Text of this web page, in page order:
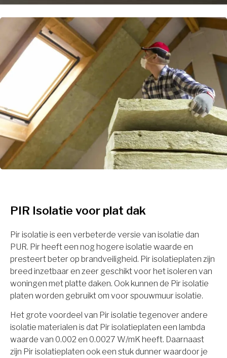
PIR Isolatie voor plat dak
Pir isolatie is een verbeterde versie van isolatie dan
PUR. Pir heeft een nog hogere isolatie waarde en
presteert beter op brandveiligheid. Pir isolatieplaten zijn
breed inzetbaar en zeer geschikt voor het isoleren van
woningen met platte daken. Ook kunnen de Pir isolatie
platen worden gebruikt om voor spouwmuur isolatie.
Het grote voordeel van Pir isolatie tegenover andere
isolatie materialen is dat Pir isolatieplaten een lambda
waarde van 0.002 en 0.0027 W/mK heeft. Daarnaast
zijn Pir isolatieplaten ook een stuk dunner waardoor je